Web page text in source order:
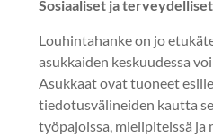
Sosiaaliset ja
Louhintahanke on jo
asukkaiden keskuudessa
Asukkaat ovat tuoneet
tiedotusvälineiden kautta
työpajoissa, mielipiteissä ja